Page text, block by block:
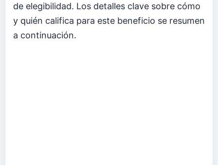
de elegibilidad. Los detalles clave sobre cómo
y quién califica para este beneficio se resumen
a continuación.